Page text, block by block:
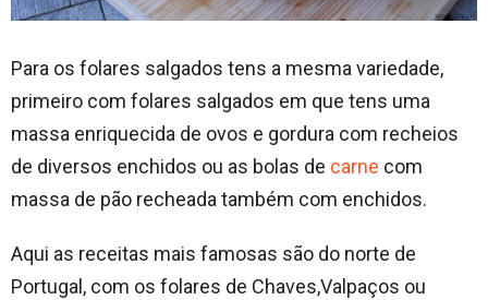
Para os folares salgados tens a mesma variedade,
primeiro com folares salgados em que tens uma
massa enriquecida de ovos e gordura com recheios
de diversos enchidos ou as bolas de carne com
massa de pão recheada também com enchidos.
Aqui as receitas mais famosas são do norte de
Portugal, com os folares de Chaves,Valpaços ou